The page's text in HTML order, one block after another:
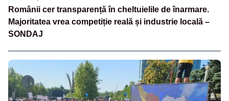
Românii cer transparență în cheltuielile de înarmare.
Majoritatea vrea competiție reală și industrie locală –
SONDAJ